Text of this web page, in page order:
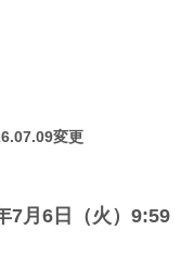
変更
7月6日（火）9:59